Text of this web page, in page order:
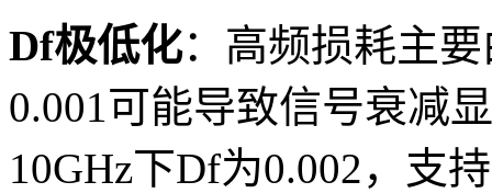
Df极低化：高频损耗主
0.001可能导致信号衰减
10GHz下Df为0.002，支